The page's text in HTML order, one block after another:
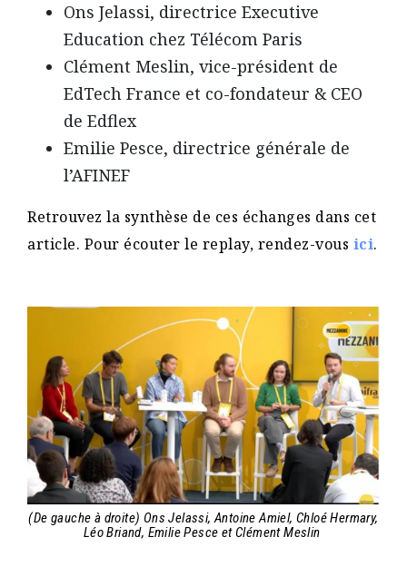
Ons Jelassi, directrice Executive
Education chez Télécom Paris
Clément Meslin, vice-président de
EdTech France et co-fondateur & CEO
de Edflex
Emilie Pesce, directrice générale de
l’AFINEF
Retrouvez la synthèse de ces échanges dans cet
article. Pour écouter le replay, rendez-vous ici.
(De gauche à droite) Ons Jelassi, Antoine Amiel, Chloé Hermary,
Léo Briand, Emilie Pesce et Clément Meslin